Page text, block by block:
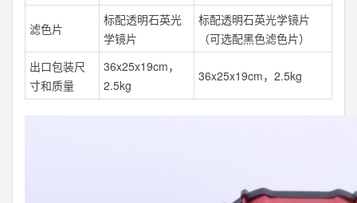
滤色片
标配透明石英光
学镜片
标配透明石英光学镜片
（可选配黑色滤色片）
出口包装尺
寸和质量
36x25x19cm，
2.5kg
36x25x19cm，2.5kg